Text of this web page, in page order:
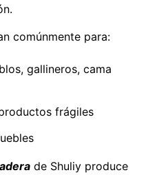
comúnmente para:
gallineros, cama
frágiles
de Shuliy produce